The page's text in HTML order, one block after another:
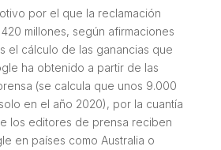
por el que la reclamación
millones, según afirmaciones
el cálculo de las ganancias que
ha obtenido a partir de las
(se calcula que unos 9.000
en el año 2020), por la cuantía
los editores de prensa reciben
en países como Australia o